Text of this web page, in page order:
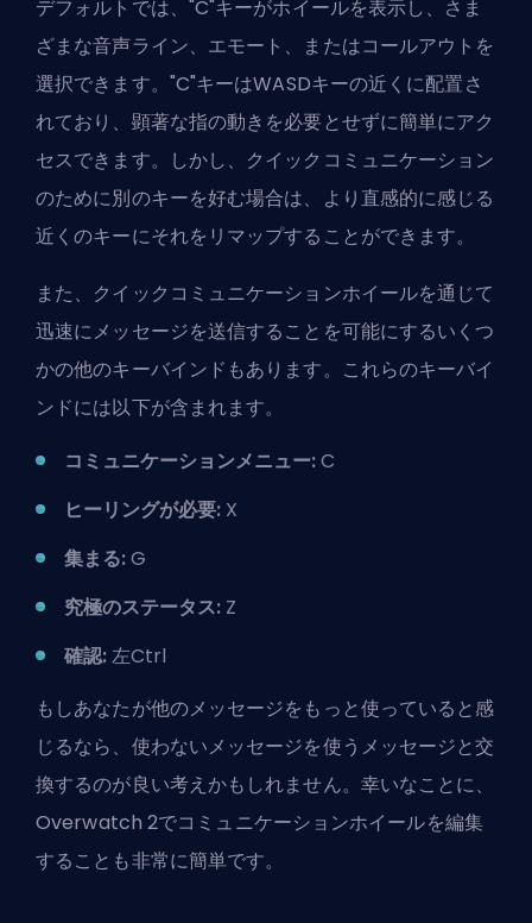
デフォルトでは、"C"キーがホイールを表示し、さま
ざまな音声ライン、エモート、またはコールアウトを
選択できます。"C"キーはWASDキーの近くに配置さ
れており、顕著な指の動きを必要とせずに簡単にアク
セスできます。しかし、クイックコミュニケーション
のために別のキーを好む場合は、より直感的に感じる
近くのキーにそれをリマップすることができます。
また、クイックコミュニケーションホイールを通じて
迅速にメッセージを送信することを可能にするいくつ
かの他のキーバインドもあります。これらのキーバイ
ンドには以下が含まれます。
コミュニケーションメニュー:C
ヒーリングが必要: X
集まる:G
究極のステータス: Z
確認:左Ctrl
もしあなたが他のメッセージをもっと使っていると感
じるなら、使わないメッセージを使うメッセージと交
換するのが良い考えかもしれません。幸いなことに、
Overwatch 2でコミュニケーションホイールを編集
することも非常に簡単です。